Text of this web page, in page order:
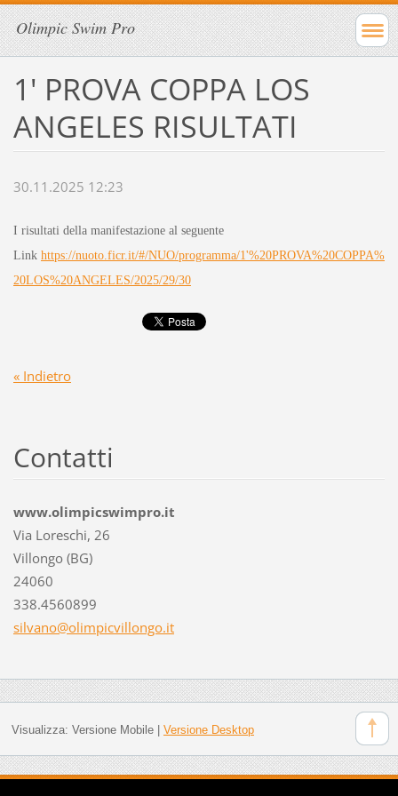
Olimpic Swim Pro
1' PROVA COPPA LOS
ANGELES RISULTATI
30.11.2025 12:23
I risultati della manifestazione al seguente
Link https://nuoto.ficr.it/#/NUO/programma/1'%20PROVA%20COPPA%
20LOS%20ANGELES/2025/29/30
« Indietro
Contatti
www.olimpicswimpro.it
Via Loreschi, 26
Villongo (BG)
24060
338.4560899
silvano@olimpicvillongo.it
Visualizza: Versione Mobile| Versione Desktop